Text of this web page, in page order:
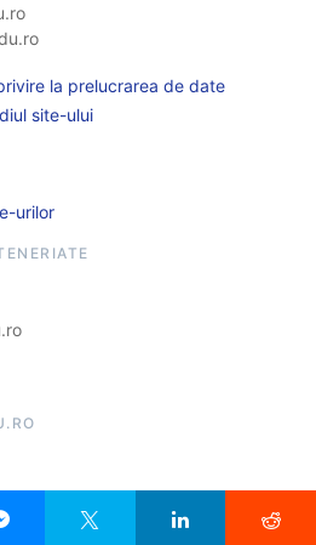
la prelucrarea de date
site-ului
urilor